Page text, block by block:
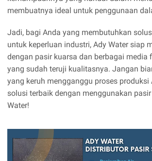
membuatnya ideal untuk penggunaan
Jadi, bagi Anda yang membutuhkan
untuk keperluan industri, Ady Water siap
dengan pasir kuarsa dan berbagai media
yang sudah teruji kualitasnya. Jangan
yang keruh mengganggu proses produksi
solusi terbaik dengan menggunakan
Water!